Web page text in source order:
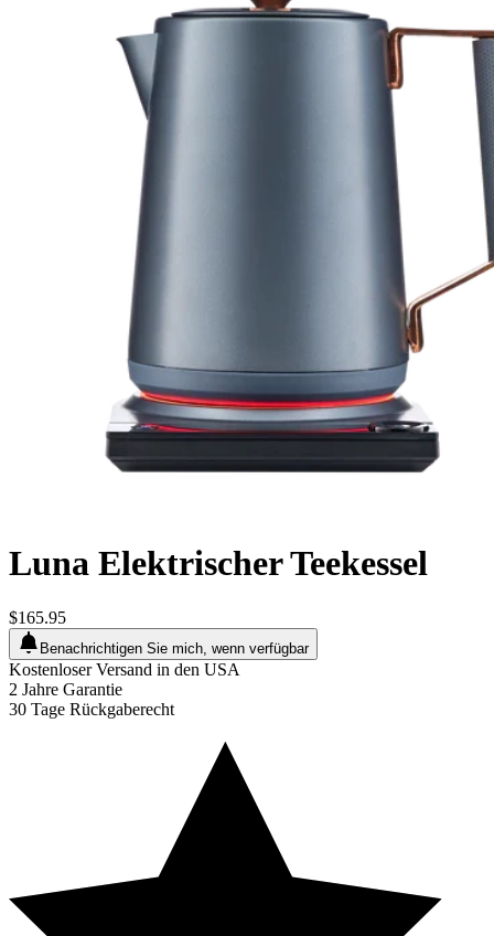
Luna Elektrischer Teekessel
$165.95
Benachrichtigen Sie mich, wenn verfügbar
Kostenloser Versand in den USA
2 Jahre Garantie
30 Tage Rückgaberecht